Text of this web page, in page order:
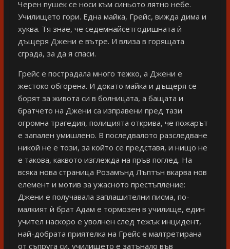
Черен пушек се носи към синьото лятно небе.
Училището гори. Една майка, Грейс, вижда дима и
хуква. Тя знае, че седемнайсетгодишната ѝ
дъщеря Джени е вътре. И влиза в горящата
сграда, за да я спаси.
Грейс е пострадала много тежко, а Джени е
жестоко обгорена. И докато майка и дъщеря се
борят за живота си в болницата, а бащата и
братчето на Джени са изправени пред тази
огромна трагедия, полицията открива, че пожарът
е запален умишлено. В последвалото разследване
никой не е този, за който се представя, и нищо не
е такова, каквото изглежда на пръв поглед. На
всяка нова страница Розамънд Лъптън вкарва нов
елемент и мотив за ужасното престъпление:
Джени е получавала заплашителни писма, по-
малкият ѝ брат Адам е тормозен в училище, един
учител наскоро е уволнен след тежък инцидент,
най-добрата приятелка на Грейс е малтретирана
от съпруга си, училището е затънало във